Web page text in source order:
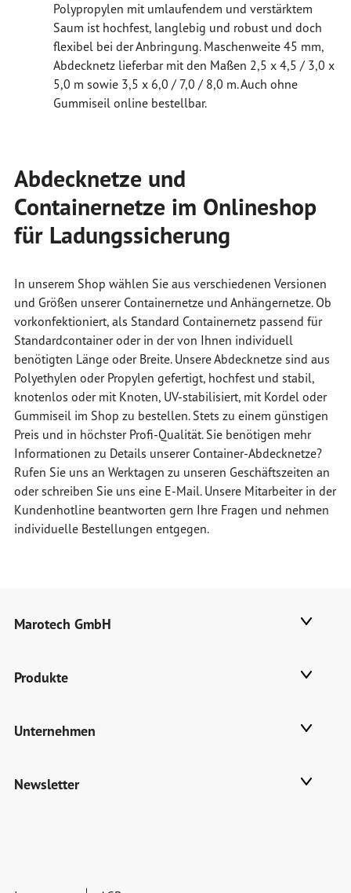
Polypropylen mit umlaufendem und verstärktem
Saum ist hochfest, langlebig und robust und doch
flexibel bei der Anbringung. Maschenweite 45 mm,
Abdecknetz lieferbar mit den Maßen 2,5 x 4,5 / 3,0 x
5,0 m sowie 3,5 x 6,0 / 7,0 / 8,0 m. Auch ohne
Gummiseil online bestellbar.
Abdecknetze und
Containernetze im Onlineshop
für Ladungssicherung
In unserem Shop wählen Sie aus verschiedenen Versionen
und Größen unserer Containernetze und Anhängernetze. Ob
vorkonfektioniert, als Standard Containernetz passend für
Standardcontainer oder in der von Ihnen individuell
benötigten Länge oder Breite. Unsere Abdecknetze sind aus
Polyethylen oder Propylen gefertigt, hochfest und stabil,
knotenlos oder mit Knoten, UV-stabilisiert, mit Kordel oder
Gummiseil im Shop zu bestellen. Stets zu einem günstigen
Preis und in höchster Profi-Qualität. Sie benötigen mehr
Informationen zu Details unserer Container-Abdecknetze?
Rufen Sie uns an Werktagen zu unseren Geschäftszeiten an
oder schreiben Sie uns eine E-Mail. Unsere Mitarbeiter in der
Kundenhotline beantworten gern Ihre Fragen und nehmen
individuelle Bestellungen entgegen.
Marotech GmbH
Produkte
Unternehmen
Newsletter